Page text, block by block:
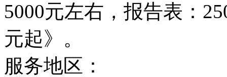
5000元左右，报告表：
元起》。
服务地区：